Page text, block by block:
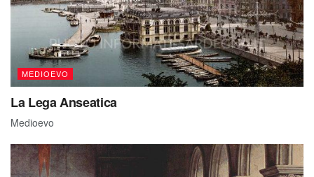
MEDIOEVO
La Lega Anseatica
Medioevo